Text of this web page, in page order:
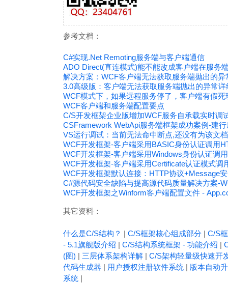
参考文档：
C#实现.Net Remoting服务端与客户端通信
ADO Direct(直连模式)能不能改成客户端在服务
解决方案：WCF客户端无法获取服务端抛出的异
3.0高级版：客户端无法获取服务端抛出的异常详
WCF模式下，如果远程服务停了，客户端有假
WCF客户端和服务端配置要点
C/S开发框架企业版增加WCF服务自承载实时调
CSFramework WebApi服务端框架成功案例-建
VS运行调试：当前无法命中断点,还没有为该文
WCF开发框架-客户端采用BASIC身份认证调用
WCF开发框架-客户端采用Windows身份认证调
WCF开发框架-客户端采用Certificate认证模式调
WCF开发框架默认连接：HTTP协议+Message
C#源代码安全缺陷与提高源代码质量解决方案-
WCF开发框架之Winform客户端配置文件 -
其它资料：
什么是C/S结构？ | C/S框架核心组成部分 | C/S
- 5.1旗舰版介绍 | C/S结构系统框架 - 功能介绍 |
(图) | 三层体系架构详解 | C/S架构轻量级快速开
代码生成器 | 用户授权注册软件系统 | 版本自动
系统 |